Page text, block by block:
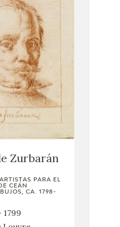
Zurbarán
PARA EL
CEÁN
CA. 1798-
1799